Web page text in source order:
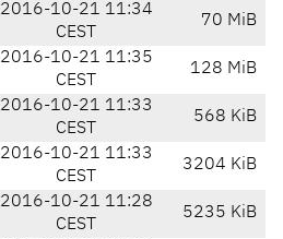
2016-10-21 11:34
CEST
70 MiB
2016-10-21 11:35
CEST
128 MiB
2016-10-21 11:33
CEST
568 KiB
2016-10-21 11:33
CEST
3204 KiB
2016-10-21 11:28
CEST
5235 KiB